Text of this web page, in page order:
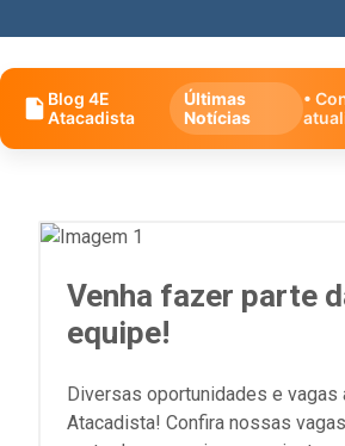
Blog 4E
Atacadista
Últimas
Notícias
•
Venha fazer parte
equipe!
Diversas oportunidades e vagas
Atacadista! Confira nossas